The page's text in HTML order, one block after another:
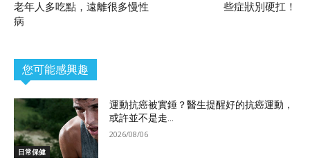
老年人多吃點，遠離很多慢性
病
些症狀別硬扛！
您可能感興趣
日常保健
運動抗癌被實錘？醫生提醒好的抗癌運動，
或許並不是走...
2026/08/06